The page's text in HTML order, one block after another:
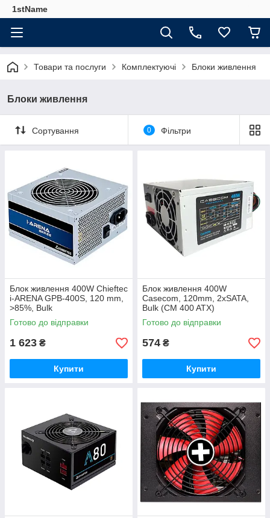
1stName
Товари та послуги Комплектуючі Блоки живлення
Блоки живлення
Сортування 0 Фільтри
Блок живлення 400W Chieftec
i-ARENA GPB-400S, 120 mm,
>85%, Bulk
Готово до відправки
1 623 ₴
Купити
Блок живлення 400W
Casecom, 120mm, 2хSATA,
Bulk (CM 400 ATX)
Готово до відправки
574 ₴
Купити